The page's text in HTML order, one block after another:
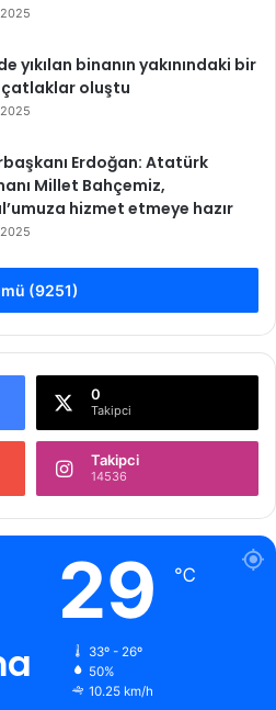
2025
yıkılan binanın yakınındaki bir
oluştu
2025
Erdoğan: Atatürk
Millet Bahçemiz,
hizmet etmeye hazır
2025
(9251)
0
Takipci
Takipci
14536
29 ℃
33º - 26º
50%
10.25 km/h